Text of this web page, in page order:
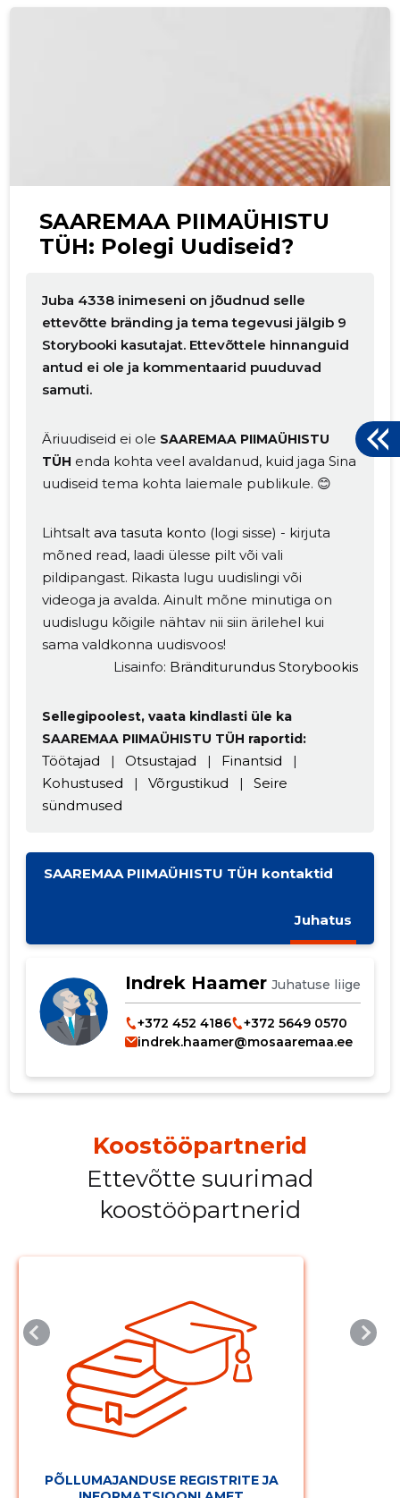
SAAREMAA PIIMAÜHISTU
TÜH: Polegi Uudiseid?
Juba 4338 inimeseni on jõudnud selle
ettevõtte bränding ja tema tegevusi jälgib 9
Storybooki kasutajat. Ettevõttele hinnanguid
antud ei ole ja kommentaarid puuduvad
samuti.
Äriuudiseid ei ole SAAREMAA PIIMAÜHISTU
TÜH enda kohta veel avaldanud, kuid jaga Sina
uudiseid tema kohta laiemale publikule. 😊
Lihtsalt ava tasuta konto (logi sisse) - kirjuta
mõned read, laadi ülesse pilt või vali
pildipangast. Rikasta lugu uudislingi või
videoga ja avalda. Ainult mõne minutiga on
uudislugu kõigile nähtav nii siin ärilehel kui
sama valdkonna uudisvoos!
Lisainfo: Bränditurundus Storybookis
Sellegipoolest, vaata kindlasti üle ka
SAAREMAA PIIMAÜHISTU TÜH raportid:
Töötajad | Otsustajad | Finantsid
|
Kohustused
| Võrgustikud |
Seire
sündmused
SAAREMAA PIIMAÜHISTU TÜH kontaktid
Juhatus
Indrek Haamer Juhatuse liige
+372 452 4186
+372 5649 0570
indrek.haamer@mosaaremaa.ee
Koostööpartnerid
Ettevõtte suurimad
koostööpartnerid
PÕLLUMAJANDUSE REGISTRITE JA
kirjeldust
MUUDA